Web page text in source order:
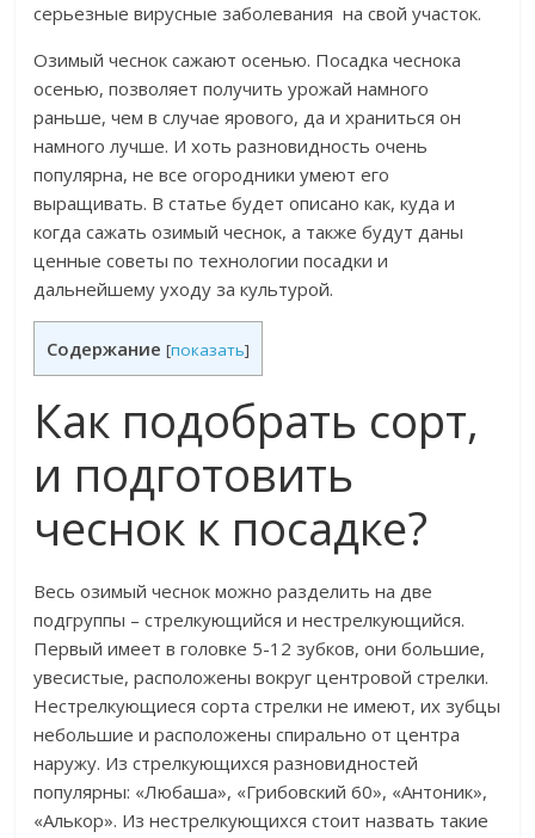
серьезные вирусные заболевания на свой участок.
Озимый чеснок сажают осенью. Посадка чеснока
осенью, позволяет получить урожай намного
раньше, чем в случае ярового, да и храниться он
намного лучше. И хоть разновидность очень
популярна, не все огородники умеют его
выращивать. В статье будет описано как, куда и
когда сажать озимый чеснок, а также будут даны
ценные советы по технологии посадки и
дальнейшему уходу за культурой.
Содержание [показать]
Как подобрать сорт,
и подготовить
чеснок к посадке?
Весь озимый чеснок можно разделить на две
подгруппы – стрелкующийся и нестрелкующийся.
Первый имеет в головке 5-12 зубков, они большие,
увесистые, расположены вокруг центровой стрелки.
Нестрелкующиеся сорта стрелки не имеют, их зубцы
небольшие и расположены спирально от центра
наружу. Из стрелкующихся разновидностей
популярны: «Любаша», «Грибовский 60», «Антоник»,
«Алькор». Из нестрелкующихся стоит назвать такие